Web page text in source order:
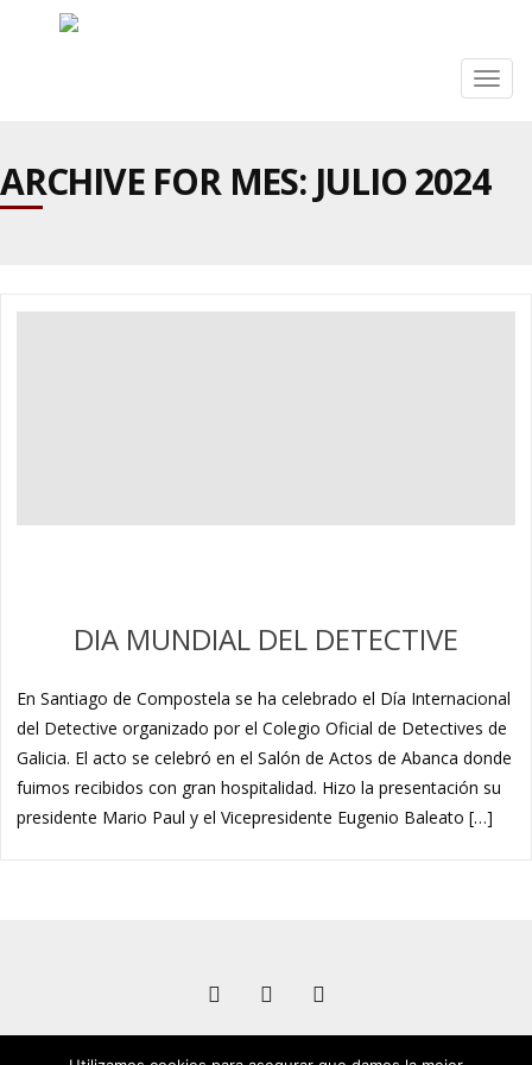
ARCHIVE FOR MES: JULIO 2024
DIA MUNDIAL DEL DETECTIVE
En Santiago de Compostela se ha celebrado el Día Internacional
del Detective organizado por el Colegio Oficial de Detectives de
Galicia. El acto se celebró en el Salón de Actos de Abanca donde
fuimos recibidos con gran hospitalidad. Hizo la presentación su
presidente Mario Paul y el Vicepresidente Eugenio Baleato […]